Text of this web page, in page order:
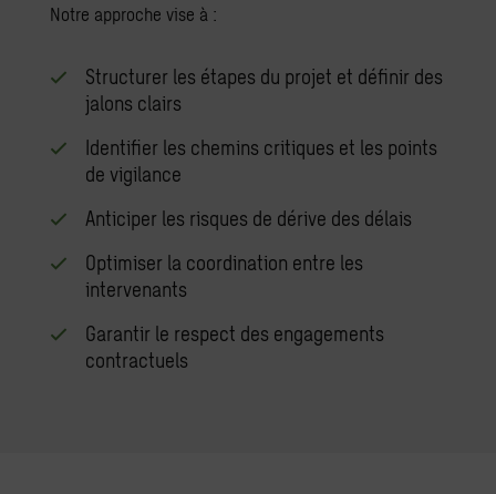
Notre approche vise à :
Structurer les étapes du projet et définir des
jalons clairs
Identifier les chemins critiques et les points
de vigilance
Anticiper les risques de dérive des délais
Optimiser la coordination entre les
intervenants
Garantir le respect des engagements
contractuels